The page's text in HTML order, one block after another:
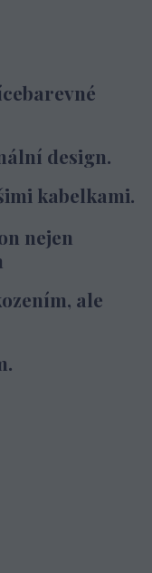
design.
kabelkami.
nejen
ale